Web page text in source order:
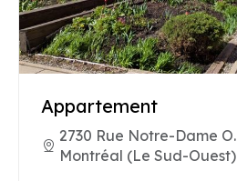
Appartement
2730 Rue Notre-Dame O.
Montréal (Le Sud-Ouest)